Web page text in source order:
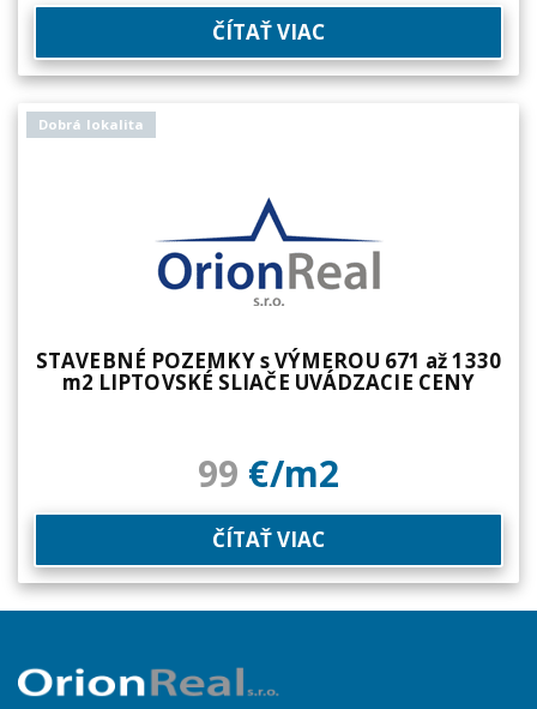
ČÍTAŤ VIAC
Dobrá lokalita
STAVEBNÉ POZEMKY s VÝMEROU 671 až 1330
m2 LIPTOVSKÉ SLIAČE UVÁDZACIE CENY
99 €/m2
ČÍTAŤ VIAC